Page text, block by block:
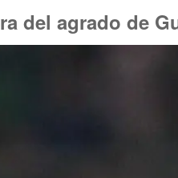
del agrado de